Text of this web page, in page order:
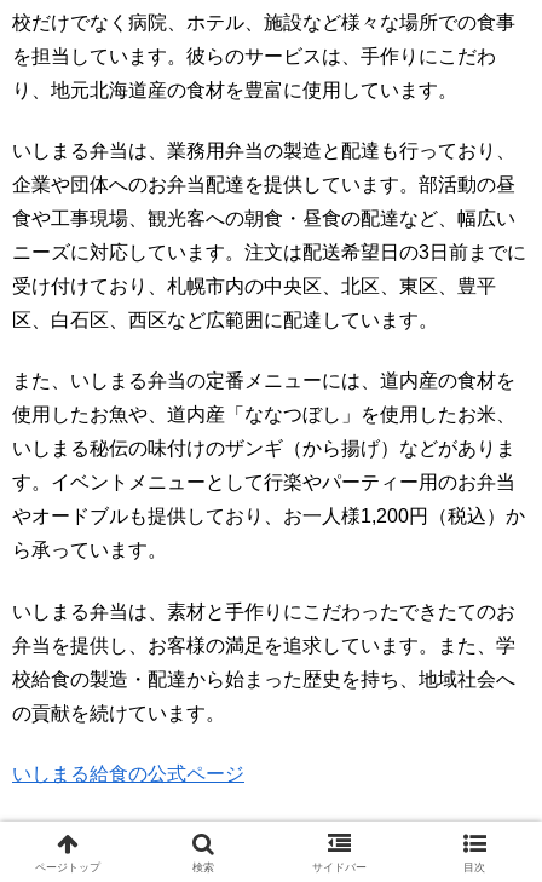
校だけでなく病院、ホテル、施設など様々な場所での食事
を担当しています。彼らのサービスは、手作りにこだわ
り、地元北海道産の食材を豊富に使用しています。
いしまる弁当は、業務用弁当の製造と配達も行っており、
企業や団体へのお弁当配達を提供しています。部活動の昼
食や工事現場、観光客への朝食・昼食の配達など、幅広い
ニーズに対応しています。注文は配送希望日の3日前までに
受け付けており、札幌市内の中央区、北区、東区、豊平
区、白石区、西区など広範囲に配達しています。
また、いしまる弁当の定番メニューには、道内産の食材を
使用したお魚や、道内産「ななつぼし」を使用したお米、
いしまる秘伝の味付けのザンギ（から揚げ）などがありま
す。イベントメニューとして行楽やパーティー用のお弁当
やオードブルも提供しており、お一人様1,200円（税込）か
ら承っています。
いしまる弁当は、素材と手作りにこだわったできたてのお
弁当を提供し、お客様の満足を追求しています。また、学
校給食の製造・配達から始まった歴史を持ち、地域社会へ
の貢献を続けています。
いしまる給食の公式ページ
ページトップ 検索 サイドバー 目次